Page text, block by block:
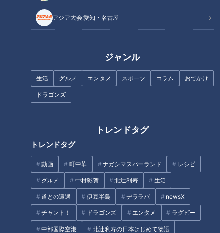
アジア大会 愛知・名古屋
ジャンル
生活 グルメ エンタメ スポーツ コラム おでかけ
ドラゴンズ
トレンドタグ
トレンドタグ
動画 町中華 ナガシマスパーランド レシピ
グルメ 中村彩賀 北辻利寿 生活
道との遭遇 伊豆半島 デララバ newsX
チャント！ ドラゴンズ エンタメ ラグビー
中部国際空港 北辻利寿の日本はじめて物語
サークル活動やアルバイトなど、名古屋でのキャンパスライフ
を楽しみにしていたSくんですが、新型コロナウイルス感染拡
大でこの1年間講義は全てリモート。新しい友達もできず、巣
そんなSくんの希望は「オシャレになって垢抜けたい！」。
大学で垢抜けてたくさんの友達との学生生活を想像していたも
のの叶わず…。これから大学が再開することを期待して「2年
まずは平松くんがSくんのクローゼットをチェック。
扉を開けてビックリ！服の数がとても少なく、しかも白・黒・
紺の単色ばかり。「色を入れて失敗したらイヤなので」と、オ
シャレの冒険心がゼロのよう。
Sくんを変身させるため【GU栄スカイル店】へ。